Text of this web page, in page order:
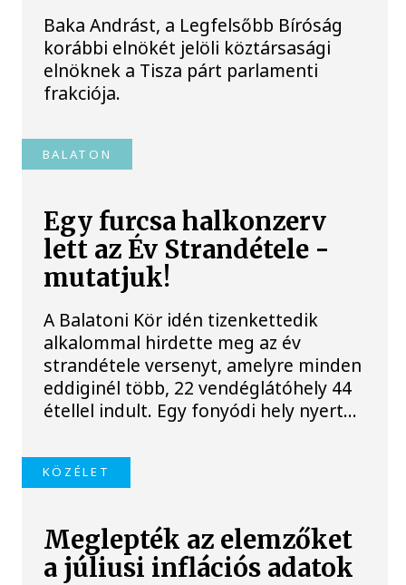
Baka Andrást, a Legfelsőbb Bíróság
korábbi elnökét jelöli köztársasági
elnöknek a Tisza párt parlamenti
frakciója.
BALATON
Egy furcsa halkonzerv
lett az Év Strandétele -
mutatjuk!
A Balatoni Kör idén tizenkettedik
alkalommal hirdette meg az év
strandétele versenyt, amelyre minden
eddiginél több, 22 vendéglátóhely 44
étellel indult. Egy fonyódi hely nyert...
KÖZÉLET
Meglepték az elemzőket
a júliusi inflációs adatok